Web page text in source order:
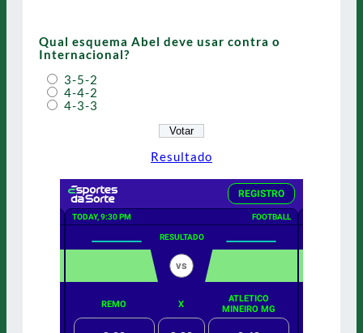
Qual esquema Abel deve usar contra o
Internacional?
3-5-2
4-4-2
4-3-3
Resultado